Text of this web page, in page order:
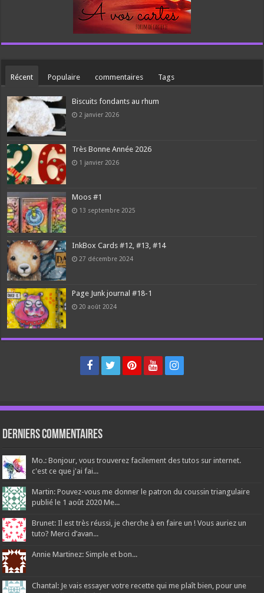
Récent Populaire commentaires Tags
Biscuits fondants au rhum
2 janvier 2026
Très Bonne Année 2026
1 janvier 2026
Moos #1
13 septembre 2025
InkBox Cards #12, #13, #14
27 décembre 2024
Page Junk journal #18-1
20 août 2024
Derniers Commentaires
Mo.: Bonjour, vous trouverez facilement des tutos sur internet.
c'est ce que j'ai fai...
Martin: Pouvez-vous me donner le patron du coussin triangulaire
publié le 1 août 2020 Me...
Brunet: Il est très réussi, je cherche à en faire un ! Vous auriez un
tuto? Merci d’avan...
Annie Martinez: Simple et bon...
Chantal: Je vais essayer votre recette qui me plaît bien, pour une